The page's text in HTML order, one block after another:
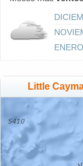
ENERO
Little